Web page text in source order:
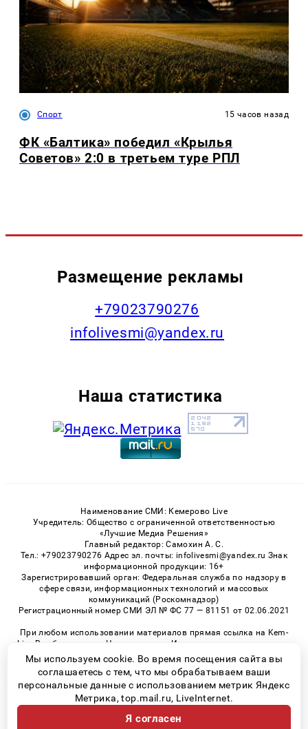
Спорт 15 часов назад
ФК «Балтика» победил «Крылья
Советов» 2:0 в третьем туре РПЛ
Размещение рекламы
+79023790276
infolivesmi@yandex.ru
Наша статистика
Наименование СМИ: Кемерово Live
Учредитель: Общество с ограниченной ответственностью
«Лучшие Медиа Решения»
Главный редактор: Самохин А. С.
Тел.: +79023790276 Адрес эл. почты: infolivesmi@yandex.ru Знак
информационной продукции: 16+
Зарегистрировавший орган: Федеральная служба по надзору в
сфере связи, информационных технологий и массовых
коммуникаций (Роскомнадзор)
Регистрационный номер СМИ ЭЛ № ФС 77 — 81151 от 02.06.2021
При любом использовании материалов прямая ссылка на Kem-
Live.Ru обязательна. Цитирование в Интернете возможно только
при наличии письменного разрешения.
© 2026 «Kem-Live» | Все права защищены
Возрастная категория сайта 16+
Мы используем cookie. Во время посещения сайта вы
соглашаетесь с тем, что мы обрабатываем ваши
персональные данные с использованием метрик Яндекс
Метрика, top.mail.ru, LiveInternet.
Я согласен